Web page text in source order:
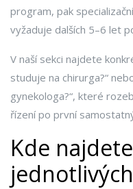
program, pak
vyžaduje dalších 5–6 let
V naší sekci najdete
studuje na chirurga?“
gynekologa?“, které
řízení po první
Kde